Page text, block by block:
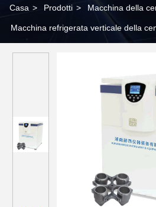
Casa > Prodotti > Macchina della
Macchina refrigerata verticale della